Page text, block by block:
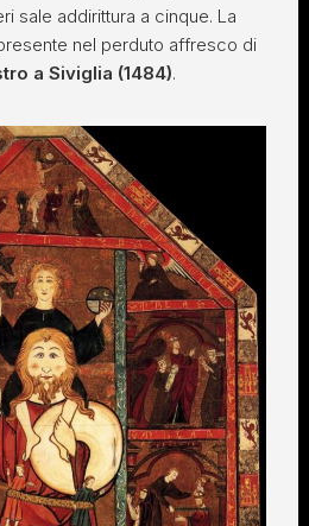
sale addirittura a cinque. La
nel perduto affresco di
a Siviglia (1484).